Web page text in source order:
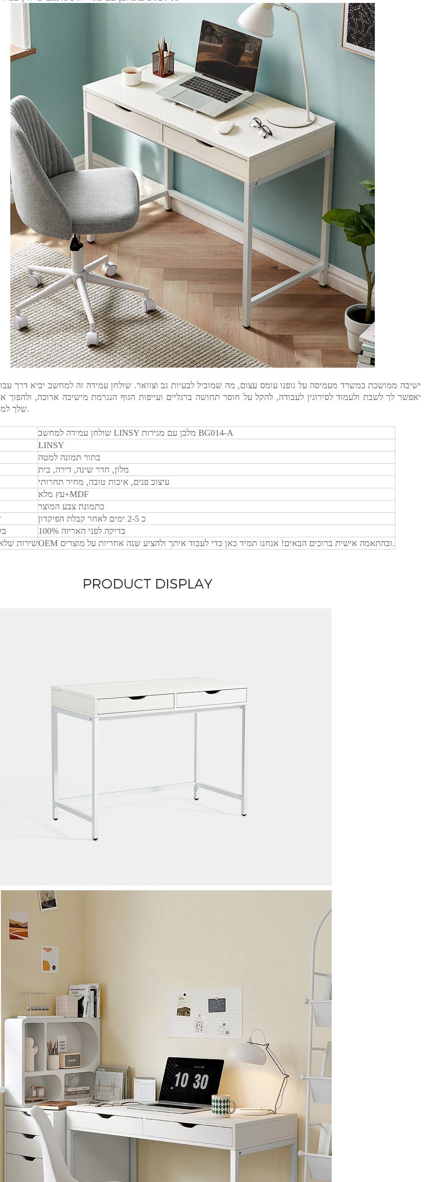
ישיבה ממושכת במשרד מעמיסה על גופנו עומס עצום, מה שמוביל לבעיות גב וצוואר. שולחן עמידה זה למחשב יביא דרך
יאפשר לך לשבת ולעמוד לסירוגין לעבודה, להקל על חוסר תחושה ברגליים ועייפות הגוף הנגרמת מישיבה ארוכה, ולהפוך
שלך למרוכזת יותר.
שולחן עמידה למחשב LINSY מלבן עם מגירות BG014-A
LINSY
בתור תמונה למטה
מלון, חדר שינה, דירה, בית
עיצוב פנים, איכות טובה, מחיר תחרותי
עץ מלא+MDF
כתמונת צבע המוצר
כ 2-5 ימים לאחר קבלת הפיקדון
100% בדיקה לפני האריזה
שירות
OEM ובהתאמה אישית ברוכים הבאים! אנחנו תמיד כאן כדי לעבוד איתך ולהציע שנה אחריות על מוצרים.